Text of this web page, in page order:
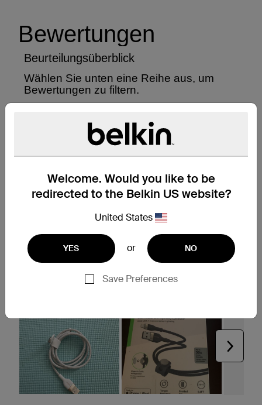
Welcome. Would you like to be
redirected to the Belkin US website?
United States
YES or NO
Save Preferences